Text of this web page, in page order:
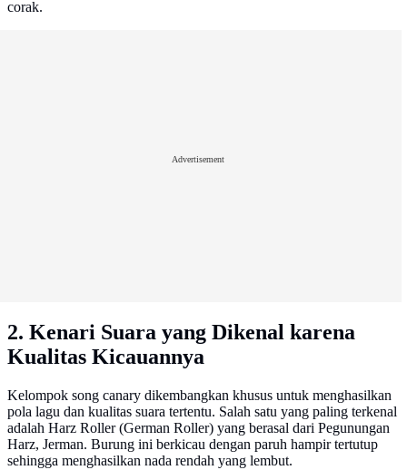
corak.
Advertisement
2. Kenari Suara yang Dikenal karena
Kualitas Kicauannya
Kelompok song canary dikembangkan khusus untuk menghasilkan
pola lagu dan kualitas suara tertentu. Salah satu yang paling terkenal
adalah Harz Roller (German Roller) yang berasal dari Pegunungan
Harz, Jerman. Burung ini berkicau dengan paruh hampir tertutup
sehingga menghasilkan nada rendah yang lembut.